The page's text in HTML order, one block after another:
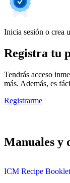
Inicia sesión o crea
Registra tu
Tendrás acceso
más. Además, es
Registrarme
Manuales y
ICM Recipe